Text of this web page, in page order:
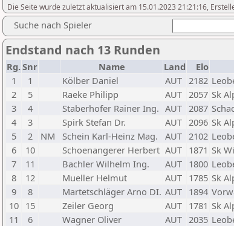
Die Seite wurde zuletzt aktualisiert am 15.01.2023 21:21:16,
Suche nach Spieler
Endstand nach 13 Runden
Rg.Snr Name Land Elo
1
1 Kölber Daniel AUT 2182
2
5 Raeke Philipp AUT 2057 Sk
3
4 Staberhofer Rainer Ing. AUT 2087
4
3 Spirk Stefan Dr. AUT 2096 Sk
5
2 NM Schein Karl-Heinz Mag. AUT 2102
6
10 Schoenangerer Herbert AUT 1871 Sk
7
11 Bachler Wilhelm Ing. AUT 1800
8
12 Mueller Helmut AUT 1785 Sk
9
8 Martetschläger Arno DI. AUT 1894
10 15 Zeiler Georg AUT 1781 Sk
11
6 Wagner Oliver AUT 2035